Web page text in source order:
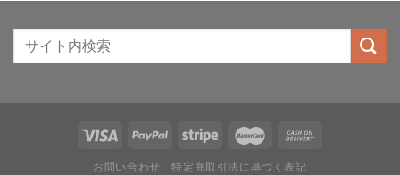
お問い合わせ 特定商取引法に基づく表記